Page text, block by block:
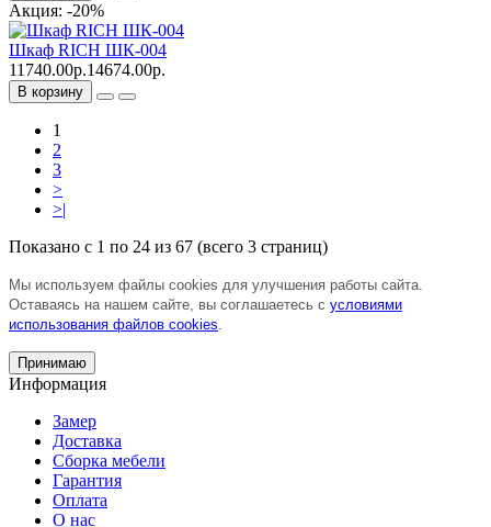
Акция: -20%
Шкаф RICH ШК-004
11740.00р.14674.00р.
В корзину
1
2
3
>
>|
Показано с 1 по 24 из 67 (всего 3 страниц)
Мы используем файлы cookies для улучшения работы сайта.
Оставаясь на нашем сайте, вы соглашаетесь с условиями
использования файлов cookies.
Принимаю
Информация
Замер
Доставка
Сборка мебели
Гарантия
Оплата
О нас